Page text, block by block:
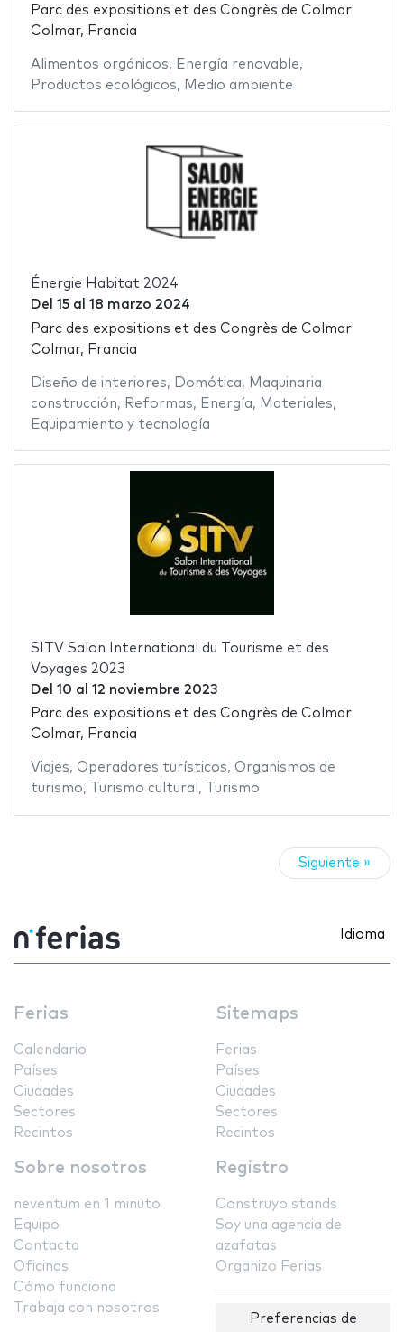
Parc des expositions et des Congrès de Colmar
Colmar, Francia
Alimentos orgánicos, Energía renovable,
Productos ecológicos, Medio ambiente
Énergie Habitat 2024
Del 15al 18 marzo 2024
Parc des expositions et des Congrès de Colmar
Colmar, Francia
Diseño de interiores, Domótica, Maquinaria
construcción, Reformas, Energía, Materiales,
Equipamiento y tecnología
SITV Salon International du Tourisme et des
Voyages 2023
Del 10 al 12 noviembre 2023
Parc des expositions et des Congrès de Colmar
Colmar, Francia
Viajes, Operadores turísticos, Organismos de
turismo, Turismo cultural , Turismo
Siguiente »
Idioma
Ferias
Calendario
Países
Ciudades
Sectores
Recintos
Sitemaps
Ferias
Países
Ciudades
Sectores
Recintos
Sobre nosotros
neventum en 1 minuto
Equipo
Contacta
Oficinas
Cómo funciona
Trabaja con nosotros
Registro
Construyo stands
Soy una agencia de
azafatas
Organizo Ferias
Preferencias de